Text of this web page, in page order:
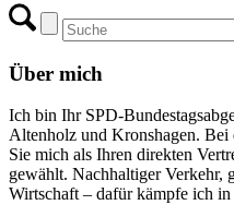
Über mich
Ich bin Ihr SPD-
Altenholz und Kronshagen. Bei
Sie mich als Ihren direkten
gewählt. Nachhaltiger Verkehr,
Wirtschaft – dafür kämpfe ich